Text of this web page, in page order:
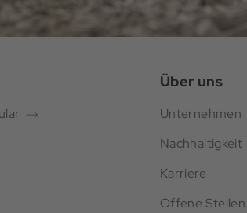
Über uns
Unternehmen
Nachhaltigkeit
Karriere
Offene Stellen